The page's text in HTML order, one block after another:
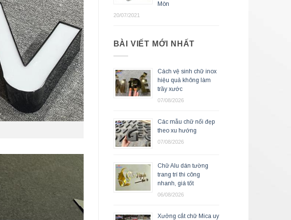
Mòn
20/07/2021
BÀI VIẾT MỚI NHẤT
Cách vệ sinh chữ inox
hiệu quả không làm
trầy xước
07/08/2026
Các mẫu chữ nổi đẹp
theo xu hướng
07/08/2026
Chữ Alu dán tường
trang trí thi công
nhanh, giá tốt
06/08/2026
Xưởng cắt chữ Mica uy